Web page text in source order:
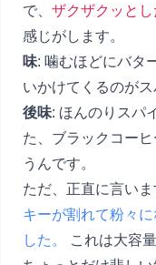
で、 ザクザクッとし
感じがします。
味: 噛むほどにバタ
いかけてくるのがス
後味: ほんのりスパ
た、ブラックコー
うんです。
ただ、正直に言いま
キーが割れて粉々
した。
これは大容